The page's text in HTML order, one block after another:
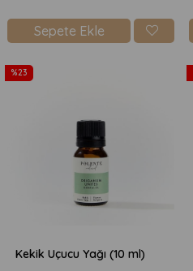
Sepete Ekle
Kekik Uçucu Yağı (10 ml)
%23